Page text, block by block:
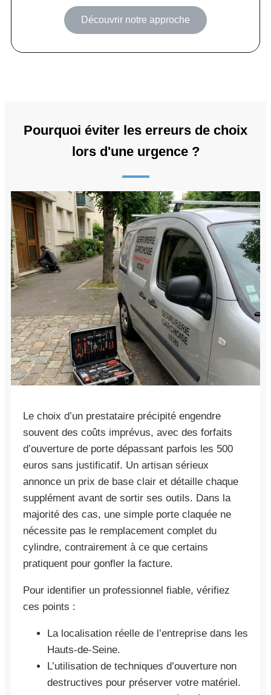
Découvrir notre approche
Pourquoi éviter les erreurs de choix
lors d'une urgence ?
Le choix d’un prestataire précipité engendre
souvent des coûts imprévus, avec des forfaits
d’ouverture de porte dépassant parfois les 500
euros sans justificatif. Un artisan sérieux
annonce un prix de base clair et détaille chaque
supplément avant de sortir ses outils. Dans la
majorité des cas, une simple porte claquée ne
nécessite pas le remplacement complet du
cylindre, contrairement à ce que certains
pratiquent pour gonfler la facture.
Pour identifier un professionnel fiable, vérifiez
ces points :
La localisation réelle de l’entreprise dans les
Hauts-de-Seine.
L’utilisation de techniques d’ouverture non
destructives pour préserver votre matériel.